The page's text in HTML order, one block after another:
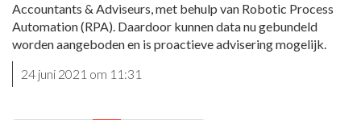
Accountants & Adviseurs, met behulp van Robotic Process
Automation (RPA). Daardoor kunnen data nu gebundeld
worden aangeboden en is proactieve advisering mogelijk.
24 juni 2021 om 11:31